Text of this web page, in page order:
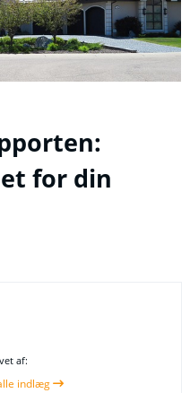
for din
af:
indlæg